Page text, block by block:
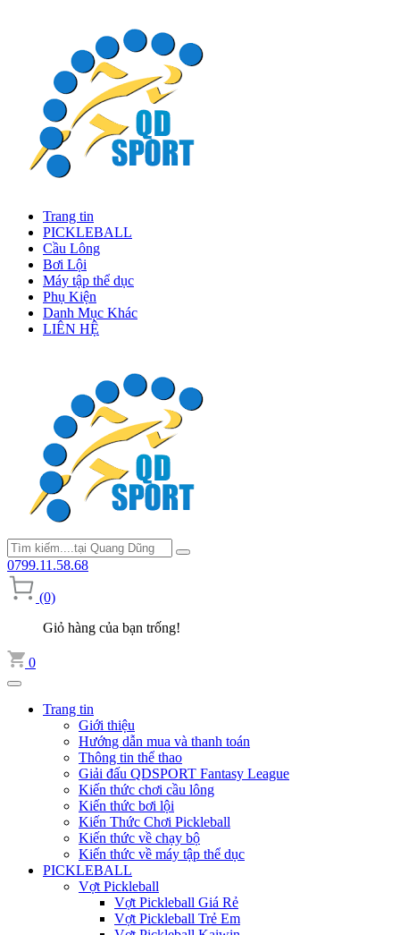
Trang tin
PICKLEBALL
Cầu Lông
Bơi Lội
Máy tập thể dục
Phụ Kiện
Danh Mục Khác
LIÊN HỆ
0799.11.58.68
(0)
Giỏ hàng của bạn trống!
0
Trang tin
Giới thiệu
Hướng dẫn mua và thanh toán
Thông tin thể thao
Giải đấu QDSPORT Fantasy League
Kiến thức chơi cầu lông
Kiến thức bơi lội
Kiến Thức Chơi Pickleball
Kiến thức về chạy bộ
Kiến thức về máy tập thể dục
PICKLEBALL
Vợt Pickleball
Vợt Pickleball Giá Rẻ
Vợt Pickleball Trẻ Em